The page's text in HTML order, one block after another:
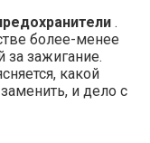
.
более-менее
зажигание.
какой
и дело с